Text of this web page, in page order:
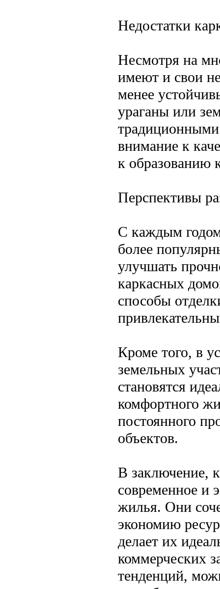
Недостатки
Несмотря на
имеют и свои
менее
ураганы или
внимание к
к образованию
Перспективы
С каждым годом
более
улучшать
каркасных
способы
Кроме того, в
земельных
становятся
комфортного
постоянного
объектов.
В заключение,
современное и
жилья. Они
экономию
делает их
коммерческих
тенденций,